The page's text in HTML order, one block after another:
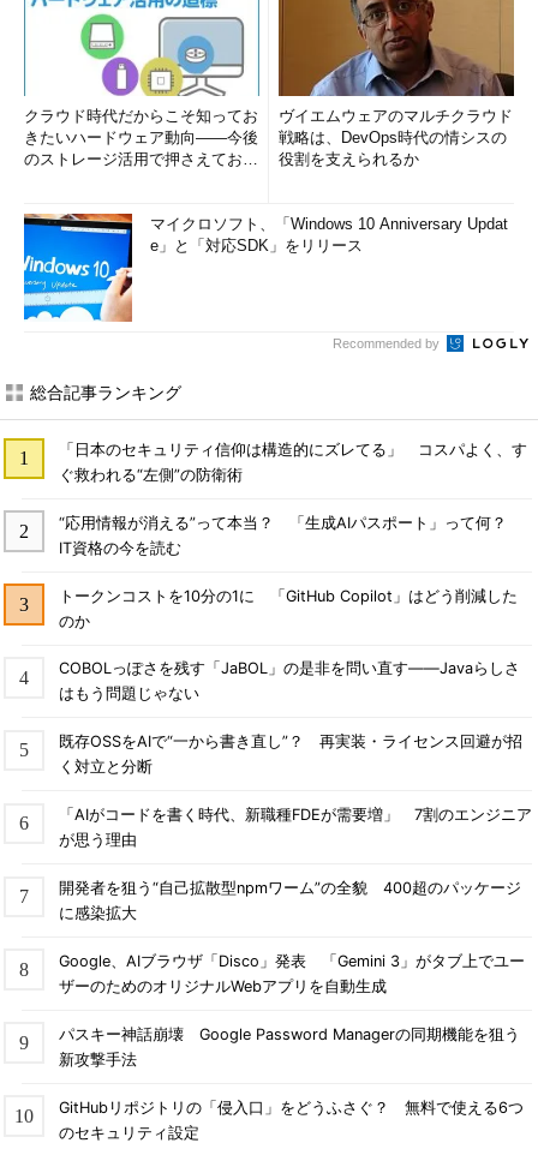
クラウド時代だからこそ知ってお
きたいハードウェア動向――今後
のストレージ活用で押さえておき
ヴイエムウェアのマルチクラウド
戦略は、DevOps時代の情シスの
役割を支えられるか
マイクロソフト、「Windows 10 Anniversary Updat
e」と「対応SDK」をリリース
Recommended by
総合記事ランキング
「日本のセキュリティ信仰は構造的にズレてる」 コスパよく、す
ぐ救われる“左側”の防衛術
“応用情報が消える”って本当？ 「生成AIパスポート」って何？
IT資格の今を読む
トークンコストを10分の1に 「GitHub Copilot」はどう削減した
のか
COBOLっぽさを残す「JaBOL」の是非を問い直す――Javaらしさ
はもう問題じゃない
既存OSSをAIで“一から書き直し”？ 再実装・ライセンス回避が招
く対立と分断
「AIがコードを書く時代、新職種FDEが需要増」 7割のエンジニア
が思う理由
開発者を狙う“自己拡散型npmワーム”の全貌 400超のパッケージ
に感染拡大
Google、AIブラウザ「Disco」発表 「Gemini 3」がタブ上でユー
ザーのためのオリジナルWebアプリを自動生成
パスキー神話崩壊 Google Password Managerの同期機能を狙う
新攻撃手法
GitHubリポジトリの「侵入口」をどうふさぐ？ 無料で使える6つ
のセキュリティ設定